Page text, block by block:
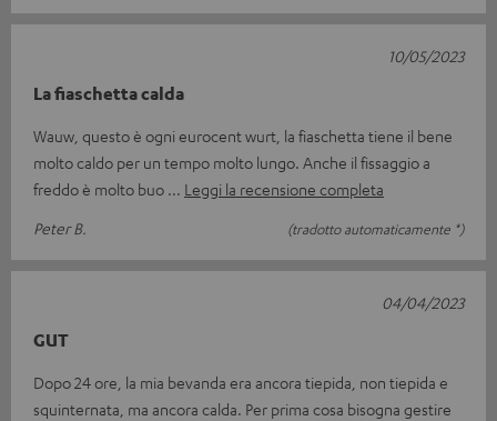
La fiaschetta calda
Wauw, questo è ogni eurocent wurt, la fiaschetta tiene il bene
molto caldo per un tempo molto lungo. Anche il fissaggio a
freddo è molto buo
Leggi la recensione completa
Peter B.
(tradotto automaticamente *)
10/05/2023
GUT
Dopo 24 ore, la mia bevanda era ancora tiepida, non tiepida e
squinternata, ma ancora calda. Per prima cosa bisogna gestire
04/04/2023